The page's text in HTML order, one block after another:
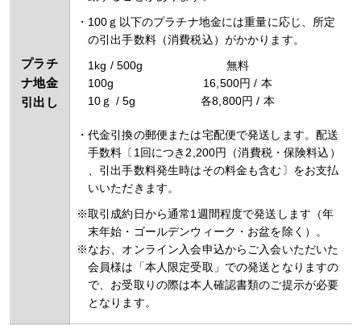
プラチ
ナ地金
引出し
100ｇ以下のプラチナ地金には重量に応じ、所定
の引出手数料（消費税込）がかかります。
1kg / 500g
無料
100g
16,500円 / 本
10ｇ / 5g
各8,800円 / 本
代金引換の郵便または宅配便で発送します。配送
手数料〔1回につき2,200円（消費税・保険料込）
、引出手数料発生時はその料金も含む〕をお支払
いいただきます。
取引成約日から通常1週間程度で発送します（年
末年始・ゴールデンウィーク・お盆を除く）。
なお、オンライン入会申込からご入会いただいた
会員様は「本人限定受取」での発送となりますの
で、お受取りの際は本人確認書類のご提示が必要
となります。